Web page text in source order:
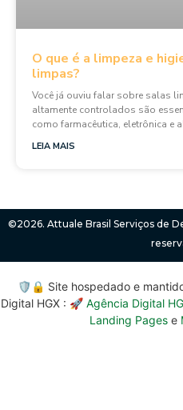
O que é a limpeza e
limpas?
Você já ouviu falar sobre salas
altamente controlados são
como farmacêutica, eletrônica e
LEIA MAIS
©2026. Attuale Brasil Serviços de
🛡️🔒 Site hospedado e
Digital HGX : 🚀 Agência Digital
Landing Pagese